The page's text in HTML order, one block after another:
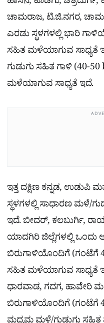
ಚಾಮರಾಜ, ಟಿ.ಜಿ.ನಗರ,
ಎರಡು ಸ್ಥಳಗಳಲ್ಲಿ ಭಾರಿ
ಸಹಿತ ಮಳೆಯಾಗುವ
ಗುಡುಗು ಸಹಿತ ಗಾಳಿ (40-
ಮಳೆಯಾಗುವ ಸಾಧ್ಯತೆ ಇದೆ.
ಇತ್ತ ದಕ್ಷಿಣ ಕನ್ನಡ, ಉಡುಪಿ
ಸ್ಥಳಗಳಲ್ಲಿ ಸಾಧಾರಣ ಮಳೆ/
ಇದೆ. ಬೀದರ್, ಕಲಬುರ್ಗಿ,
ಯಾದಗಿರಿ ಜಿಲ್ಲೆಗಳಲ್ಲಿ ಒಂದು
ಬಿರುಗಾಳಿಯೊಂದಿಗೆ (ಗಂಟೆಗೆ
ಸಹಿತ ಮಳೆಯಾಗುವ ಸಾಧ್ಯತೆ
ಧಾರವಾಡ, ಗದಗ, ಹಾವೇರಿ
ಬಿರುಗಾಳಿಯೊಂದಿಗೆ (ಗಂಟೆಗೆ